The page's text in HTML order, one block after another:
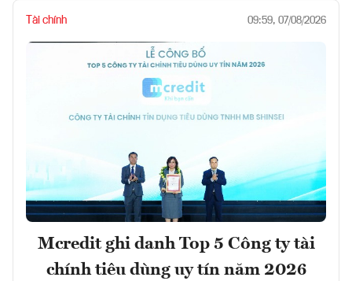
Tài chính 09:59, 07/08/2026
Mcredit ghi danh Top 5 Công ty tài
chính tiêu dùng uy tín năm 2026